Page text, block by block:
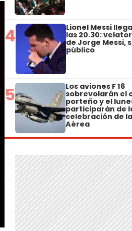
4 Lionel Messi
las 20.30:
de Jorge Messi,
público
5 Los aviones F 16
sobrevolarán el
porteño y el
participarán de
celebración de
Aérea